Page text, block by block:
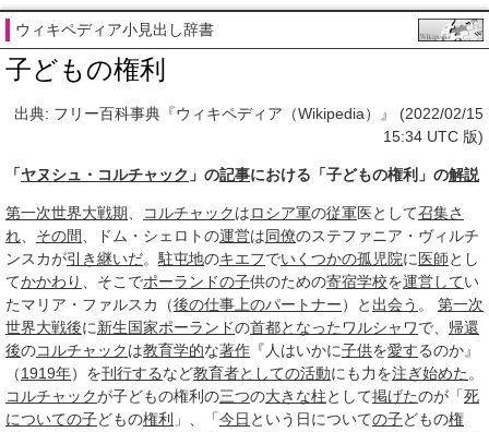
ウィキペディア小見出し辞書
子どもの権利
出典: フリー百科事典『ウィキペディア（Wikipedia）』 (2022/02/15
15:34 UTC 版)
「ヤヌシュ・コルチャック 」の記事における「子どもの権利」の解説
第一次世界大戦期、 コルチャックはロシア軍の従軍医として召集さ
れ、 その間、ドム・シェロトの運営は同僚のステファニア・ヴィルチ
ンスカが引き継いだ。駐屯地のキエフでいくつかの孤児院に医師とし
てかかわり 、そこでポーランドの子供のための寄宿学校を運営してい
たマリア・ファルスカ（後の仕事上のパートナー）と 出会う 。 第一次
世界大戦後に新生国家ポーランドの首都となった ワルシャワで、 帰還
後のコルチャックは教育学的な著作 『人はいかに子供を愛するのか』
（1919年）を刊行するなど教育者としての活動にも力を注ぎ始めた。
コルチャックが子どもの権利の三つの大きな柱として掲げたのが「死
についての子どもの権利 」、「今日 という日についての子どもの権